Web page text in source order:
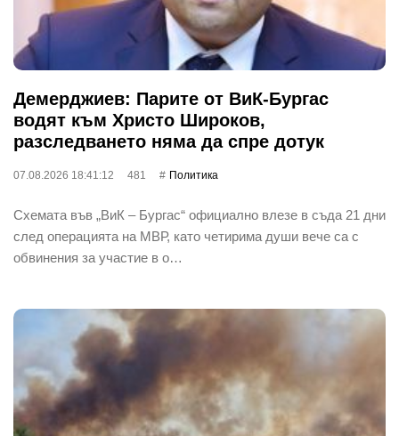
Демерджиев: Парите от ВиК-Бургас
водят към Христо Широков,
разследването няма да спре дотук
07.08.2026 18:41:12 481 Политика
Схемата във „ВиК – Бургас“ официално влезе в съда 21 дни
след операцията на МВР, като четирима души вече са с
обвинения за участие в о…